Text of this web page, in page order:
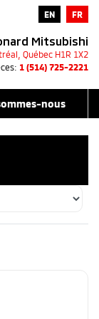
EN FR
Mitsubishi
Québec H1R 1X2
1 (514) 725-2221
nous